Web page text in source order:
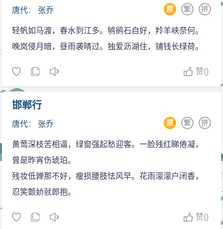
唐代： 张乔 拼
繁
原
轻帆如马渡，春水到江多。鸲鹆石自好，羚羊峡奈何。
晚岚侵月暗，昼雨袭晴过。独爱沥湖住，铺钱长绿荷。
赞()
邯郸行
唐代： 张乔 拼
繁
原
黄莺深枝苦相逼，绿窗强起愁迎客。一脸残红睇倦凝，
曾是昨宵伤琥珀。
残妆低亸那不好，瘦损腰肢怯风早。花雨濛濛户闭香，
忍笑颤娇就郎抱。
赞()